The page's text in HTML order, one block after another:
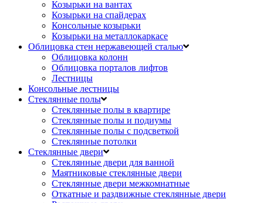
Козырьки на вантах
Козырьки на спайдерах
Консольные козырьки
Козырьки на металлокаркасе
Облицовка стен нержавеющей сталью
Облицовка колонн
Облицовка порталов лифтов
Лестницы
Консольные лестницы
Стеклянные полы
Стеклянные полы в квартире
Стеклянные полы и подиумы
Стеклянные полы с подсветкой
Стеклянные потолки
Стеклянные двери
Стеклянные двери для ванной
Маятниковые стеклянные двери
Стеклянные двери межкомнатные
Откатные и раздвижные стеклянные двери